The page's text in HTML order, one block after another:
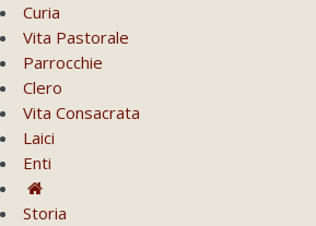
Curia
Vita Pastorale
Parrocchie
Clero
Vita Consacrata
Laici
Enti
Storia